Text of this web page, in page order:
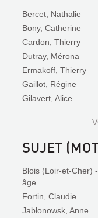
Bercet, Nathalie
Bony, Catherine
Cardon, Thierry
Dutray, Mérona
Ermakoff, Thierry
Gaillot, Régine
Gilavert, Alice
SUJET
Blois (Loir-et-Cher)
âge
Fortin, Claudie
Jablonowsk, Anne